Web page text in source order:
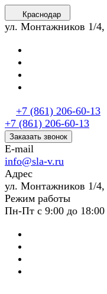
Краснодар
ул. Монтажников 1/
+7 (861) 206-60-13
+7 (861) 206-60-13
Заказать звонок
E-mail
info@sla-v.ru
Адрес
ул. Монтажников 1/
Режим работы
Пн-Пт с 9:00 до 18:00